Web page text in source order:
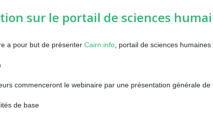
sur le portail de sciences
a pour but de présenter Cairn.info , portail de sciences
commenceront le webinaire par une présentation générale
de base